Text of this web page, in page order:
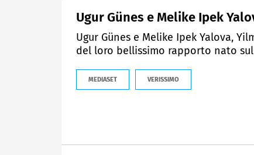
Ugur Günes e Melike Ipek
Ugur Günes e Melike Ipek Yalova,
del loro bellissimo rapporto nato
MEDIASET VERISSIMO